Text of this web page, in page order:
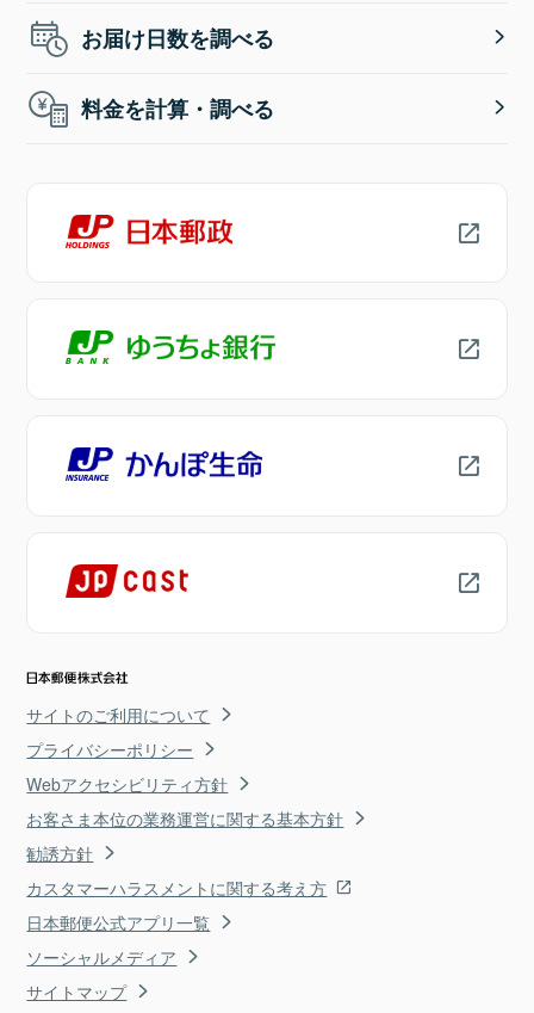
お届け日数を調べる
料金を計算・調べる
サイトのご利用について
プライバシーポリシー
Webアクセシビリティ方針
お客さま本位の業務運営に関する基本方針
勧誘方針
カスタマーハラスメントに関する考え方
日本郵便公式アプリ一覧
ソーシャルメディア
サイトマップ